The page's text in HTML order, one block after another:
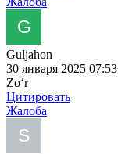
Guljahon
30 января 2025 07:53
Zoʻr
Цитировать
Жалоба